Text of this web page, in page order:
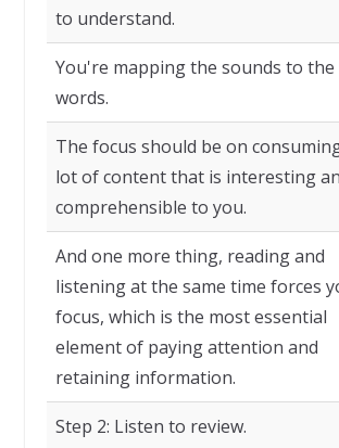
to understand.
You're mapping the sounds to the
words.
The focus should be on
lot of content that is interesting
comprehensible to you.
And one more thing, reading and
listening at the same time forces
focus, which is the most essential
element of paying attention and
retaining information.
Step 2: Listen to review.